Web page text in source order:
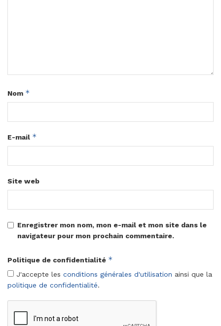
Nom *
E-mail *
Site web
Enregistrer mon nom, mon e-mail et mon site dans le
navigateur pour mon prochain commentaire.
Politique de confidentialité *
J'accepte les conditions générales d'utilisation ainsi que la
politique de confidentialité.